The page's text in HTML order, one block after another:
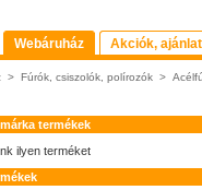
Webáruház
Akciók,
> Fúrók, csiszolók, polírozók >
termékek
ilyen terméket